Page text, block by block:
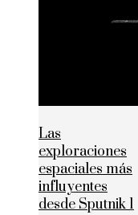
Las
exploraciones
espaciales más
influyentes
desde Sputnik 1